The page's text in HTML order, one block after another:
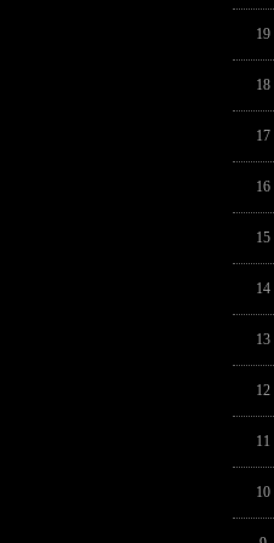
19
18
17
16
15
14
13
12
11
10